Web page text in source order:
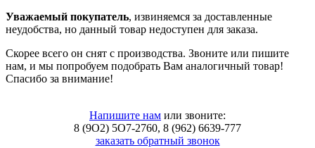
Уважаемый покупатель, извиняемся за доставленные
неудобства, но данный товар недоступен для заказа.
Скорее всего он снят с производства. Звоните или пишите
нам, и мы попробуем подобрать Вам аналогичный товар!
Спасибо за внимание!
Напишите нам или звоните:
8 (9O2) 5O7-2760, 8 (962) 6639-777
заказать обратный звонок